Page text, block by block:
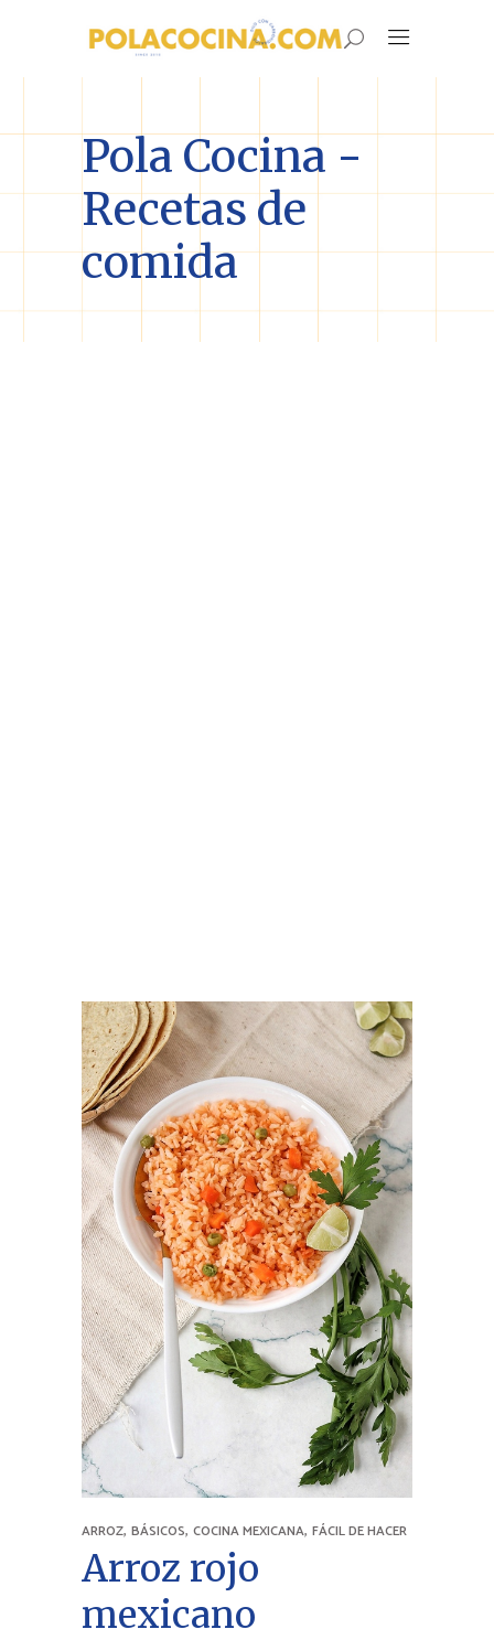
Pola Cocina -
Recetas de
comida
ARROZ, BÁSICOS, COCINA MEXICANA, FÁCIL DE HACER
Arroz rojo
mexicano